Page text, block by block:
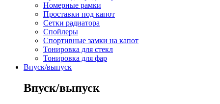
Номерные рамки
Проставки под капот
Сетки радиатора
Спойлеры
Спортивные замки на капот
Тонировка для стекл
Тонировка для фар
Впуск/выпуск
Впуск/выпуск